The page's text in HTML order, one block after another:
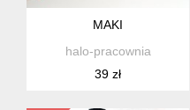
MAKI
halo-pracownia
39 zł